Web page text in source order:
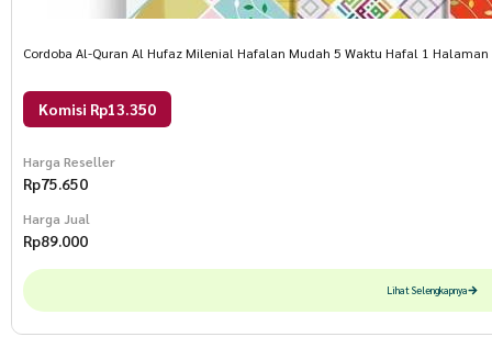
Cordoba Al-Quran Al Hufaz Milenial Hafalan Mudah 5 Waktu Hafal 1 Halaman
Komisi Rp13.350
Harga Reseller
Rp75.650
Harga Jual
Rp89.000
Lihat Selengkapnya